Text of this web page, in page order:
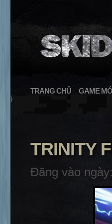
TRANG CHỦ GAME
}
TRINITY
Đăng vào